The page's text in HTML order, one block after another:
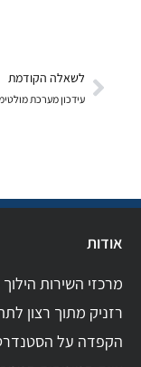
לשאלה הקודמת
אודות
רזניק מתוך רצון
הקפדה על